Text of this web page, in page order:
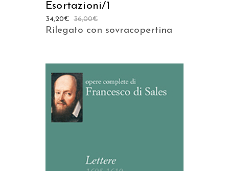
Esortazioni/1
36,00€
34,20€
Rilegato con sovracopertina
AGGIUNGI AL CARRELLO